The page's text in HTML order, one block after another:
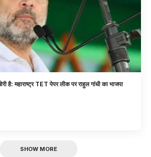
है: महाराष्ट्र TET पेपर लीक पर राहुल गांधी का भाजपा
SHOW MORE